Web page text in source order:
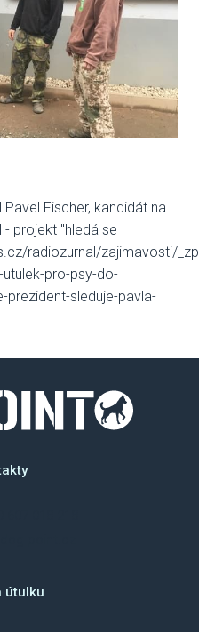
Fischer, kandidát na
- projekt "hledá se
radiozurnal/zajimavosti/
pro-psy-do-
prezident-sleduje-pavla-
útulku